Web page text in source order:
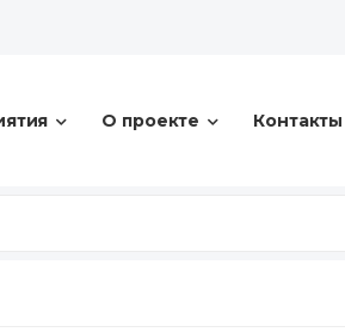
О проекте Контакты